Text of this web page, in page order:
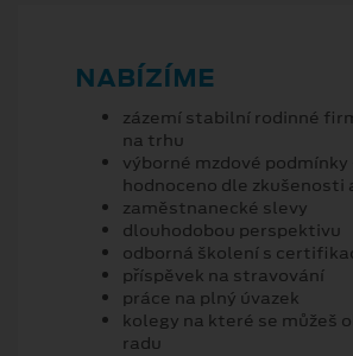
NABÍZÍME
zázemí stabilní rodinné
na trhu
výborné mzdové podmínky
hodnoceno dle zkušenosti
zaměstnanecké slevy
dlouhodobou perspektivu
odborná školení s
příspěvek na stravování
práce na plný úvazek
kolegy na které se můžeš
radu